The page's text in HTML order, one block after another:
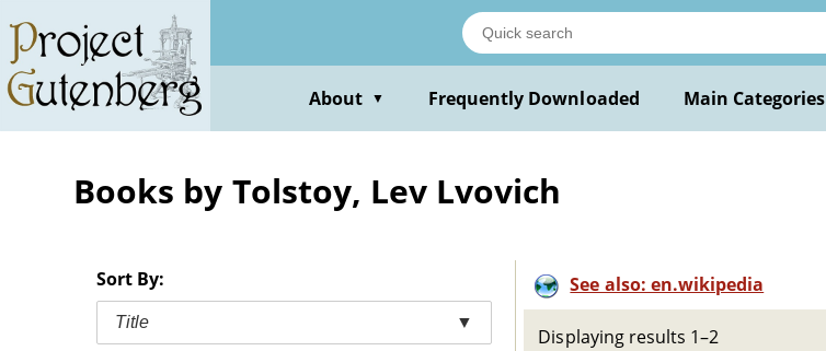
main
content
About ▼ Frequently Downloaded Main Categories
Books by Tolstoy, Lev Lvovich
Sort By:
Title ▼
See also: en.wikipedia
Displaying results 1–2